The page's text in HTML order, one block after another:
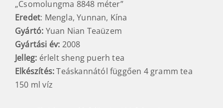
„Csomolungma 8848 méter”
Eredet: Mengla, Yunnan, Kína
Gyártó: Yuan Nian Teaüzem
Gyártási év: 2008
Jelleg: érlelt sheng puerh tea
Elkészítés: Teáskannától függően 4 gramm tea
150 ml víz